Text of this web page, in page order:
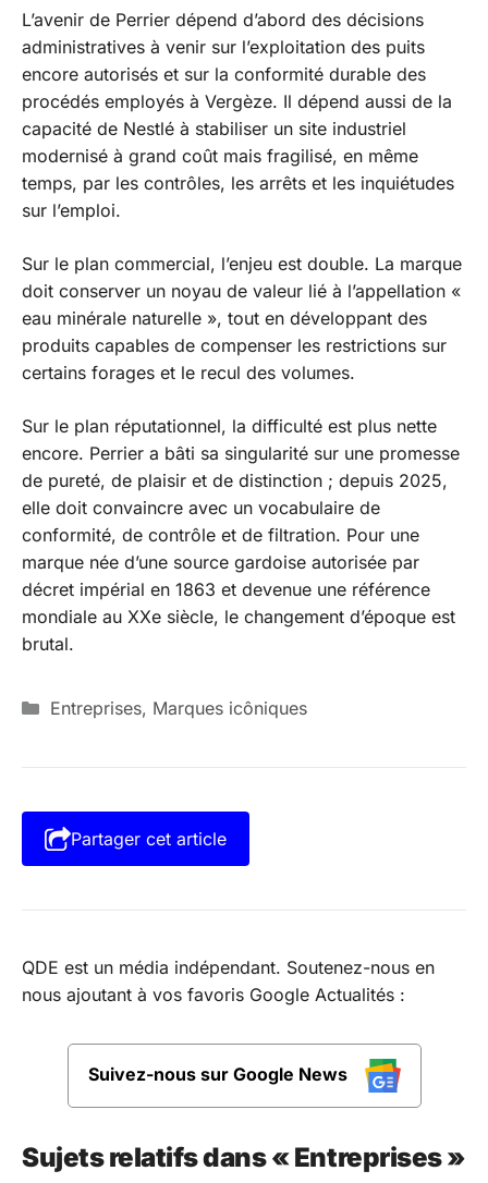
L’avenir de Perrier dépend d’abord des décisions
administratives à venir sur l’exploitation des puits
encore autorisés et sur la conformité durable des
procédés employés à Vergèze. Il dépend aussi de la
capacité de Nestlé à stabiliser un site industriel
modernisé à grand coût mais fragilisé, en même
temps, par les contrôles, les arrêts et les inquiétudes
sur l’emploi.
Sur le plan commercial, l’enjeu est double. La marque
doit conserver un noyau de valeur lié à l’appellation «
eau minérale naturelle », tout en développant des
produits capables de compenser les restrictions sur
certains forages et le recul des volumes.
Sur le plan réputationnel, la difficulté est plus nette
encore. Perrier a bâti sa singularité sur une promesse
de pureté, de plaisir et de distinction ; depuis 2025,
elle doit convaincre avec un vocabulaire de
conformité, de contrôle et de filtration. Pour une
marque née d’une source gardoise autorisée par
décret impérial en 1863 et devenue une référence
mondiale au XXe siècle, le changement d’époque est
brutal.
Catégories
Entreprises, Marques icôniques
Partager cet article
QDE est un média indépendant. Soutenez-nous en
nous ajoutant à vos favoris Google Actualités :
Suivez-nous sur Google News
Sujets relatifs dans « Entreprises »